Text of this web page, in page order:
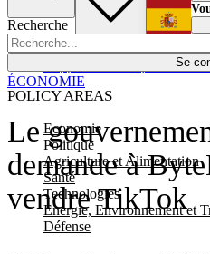
Recherche
Se
POLICY AREAS
Economie
Politique
Agriculture et Alimentation
Santé
Technologies
Energie, Environnement et
Défense
Le
demande à
vendre TikTok
ÉCONOMIE